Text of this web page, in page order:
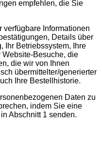
empfehlen, die Sie
Informationen
Details über
Ihr Betriebssystem, Ihre
Website-Besuche, die
die wir von Ihnen
übermittelter/generierter
Ihre Bestellhistorie.
Daten zu
indem Sie eine
Abschnitt 1 senden.